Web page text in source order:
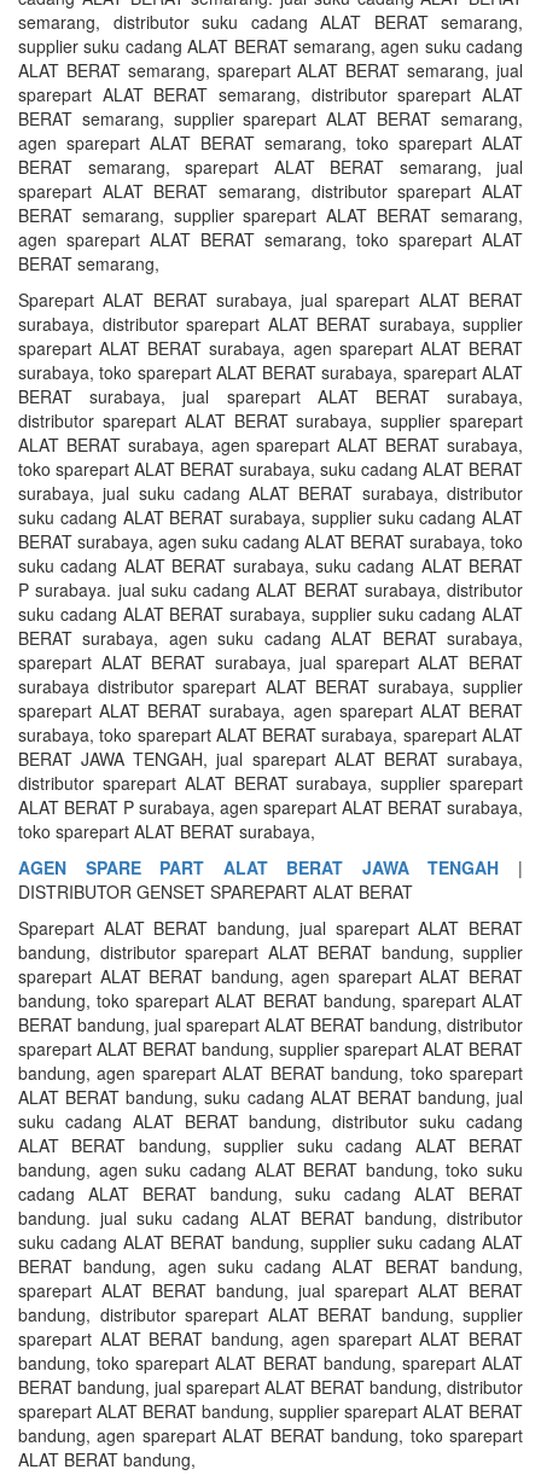
semarang, distributor suku cadang ALAT BERAT semarang,
supplier suku cadang ALAT BERAT semarang, agen suku cadang
ALAT BERAT semarang, sparepart ALAT BERAT semarang, jual
sparepart ALAT BERAT semarang, distributor sparepart ALAT
BERAT semarang, supplier sparepart ALAT BERAT semarang,
agen sparepart ALAT BERAT semarang, toko sparepart ALAT
BERAT semarang, sparepart ALAT BERAT semarang, jual
sparepart ALAT BERAT semarang, distributor sparepart ALAT
BERAT semarang, supplier sparepart ALAT BERAT semarang,
agen sparepart ALAT BERAT semarang, toko sparepart ALAT
BERAT semarang,
Sparepart ALAT BERAT surabaya, jual sparepart ALAT BERAT
surabaya, distributor sparepart ALAT BERAT surabaya, supplier
sparepart ALAT BERAT surabaya, agen sparepart ALAT BERAT
surabaya, toko sparepart ALAT BERAT surabaya, sparepart ALAT
BERAT surabaya, jual sparepart ALAT BERAT surabaya,
distributor sparepart ALAT BERAT surabaya, supplier sparepart
ALAT BERAT surabaya, agen sparepart ALAT BERAT surabaya,
toko sparepart ALAT BERAT surabaya, suku cadang ALAT BERAT
surabaya, jual suku cadang ALAT BERAT surabaya, distributor
suku cadang ALAT BERAT surabaya, supplier suku cadang ALAT
BERAT surabaya, agen suku cadang ALAT BERAT surabaya, toko
suku cadang ALAT BERAT surabaya, suku cadang ALAT BERAT
P surabaya. jual suku cadang ALAT BERAT surabaya, distributor
suku cadang ALAT BERAT surabaya, supplier suku cadang ALAT
BERAT surabaya, agen suku cadang ALAT BERAT surabaya,
sparepart ALAT BERAT surabaya, jual sparepart ALAT BERAT
surabaya distributor sparepart ALAT BERAT surabaya, supplier
sparepart ALAT BERAT surabaya, agen sparepart ALAT BERAT
surabaya, toko sparepart ALAT BERAT surabaya, sparepart ALAT
BERAT JAWA TENGAH, jual sparepart ALAT BERAT surabaya,
distributor sparepart ALAT BERAT surabaya, supplier sparepart
ALAT BERAT P surabaya, agen sparepart ALAT BERAT surabaya,
toko sparepart ALAT BERAT surabaya,
AGEN SPARE PART ALAT BERAT JAWA TENGAH |
DISTRIBUTOR GENSET SPAREPART ALAT BERAT
Sparepart ALAT BERAT bandung, jual sparepart ALAT BERAT
bandung, distributor sparepart ALAT BERAT bandung, supplier
sparepart ALAT BERAT bandung, agen sparepart ALAT BERAT
bandung, toko sparepart ALAT BERAT bandung, sparepart ALAT
BERAT bandung, jual sparepart ALAT BERAT bandung, distributor
sparepart ALAT BERAT bandung, supplier sparepart ALAT BERAT
bandung, agen sparepart ALAT BERAT bandung, toko sparepart
ALAT BERAT bandung, suku cadang ALAT BERAT bandung, jual
suku cadang ALAT BERAT bandung, distributor suku cadang
ALAT BERAT bandung, supplier suku cadang ALAT BERAT
bandung, agen suku cadang ALAT BERAT bandung, toko suku
cadang ALAT BERAT bandung, suku cadang ALAT BERAT
bandung. jual suku cadang ALAT BERAT bandung, distributor
suku cadang ALAT BERAT bandung, supplier suku cadang ALAT
BERAT bandung, agen suku cadang ALAT BERAT bandung,
sparepart ALAT BERAT bandung, jual sparepart ALAT BERAT
bandung, distributor sparepart ALAT BERAT bandung, supplier
sparepart ALAT BERAT bandung, agen sparepart ALAT BERAT
bandung, toko sparepart ALAT BERAT bandung, sparepart ALAT
BERAT bandung, jual sparepart ALAT BERAT bandung, distributor
sparepart ALAT BERAT bandung, supplier sparepart ALAT BERAT
bandung, agen sparepart ALAT BERAT bandung, toko sparepart
ALAT BERAT bandung,